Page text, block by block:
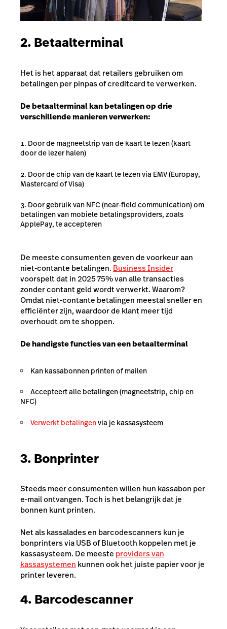
2. Betaalterminal
Het is het apparaat dat retailers gebruiken om
betalingen per pinpas of creditcard te verwerken.
De betaalterminal kan betalingen op drie
verschillende manieren verwerken:
Door de magneetstrip van de kaart te lezen (kaart
door de lezer halen)
Door de chip van de kaart te lezen via EMV (Europay,
Mastercard of Visa)
Door gebruik van NFC (near-field communication) om
betalingen van mobiele betalingsproviders, zoals
ApplePay, te accepteren
De meeste consumenten geven de voorkeur aan
niet-contante betalingen. Business Insider
voorspelt dat in 2025 75% van alle transacties
zonder contant geld wordt verwerkt. Waarom?
Omdat niet-contante betalingen meestal sneller en
efficiënter zijn, waardoor de klant meer tijd
overhoudt om te shoppen.
De handigste functies van een betaalterminal
Kan kassabonnen printen of mailen
Accepteert alle betalingen (magneetstrip, chip en
NFC)
Verwerkt betalingenvia je kassasysteem
3. Bonprinter
Steeds meer consumenten willen hun kassabon per
e-mail ontvangen. Toch is het belangrijk dat je
bonnen kunt printen.
Net als kassalades en barcodescanners kun je
bonprinters via USB of Bluetooth koppelen met je
kassasysteem. De meeste providers van
kassasystemen kunnen ook het juiste papier voor je
printer leveren.
4. Barcodescanner